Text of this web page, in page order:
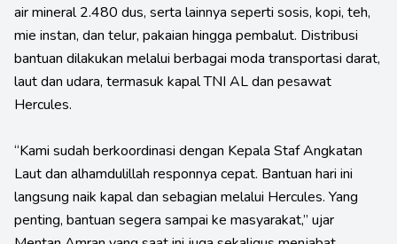
air mineral 2.480 dus, serta lainnya seperti sosis, kopi, teh,
mie instan, dan telur, pakaian hingga pembalut. Distribusi
bantuan dilakukan melalui berbagai moda transportasi darat,
laut dan udara, termasuk kapal TNI AL dan pesawat
Hercules.
“Kami sudah berkoordinasi dengan Kepala Staf Angkatan
Laut dan alhamdulillah responnya cepat. Bantuan hari ini
langsung naik kapal dan sebagian melalui Hercules. Yang
penting, bantuan segera sampai ke masyarakat,” ujar